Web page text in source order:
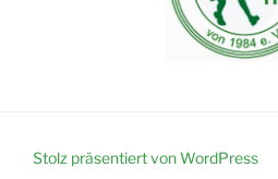
Stolz präsentiert von WordPress